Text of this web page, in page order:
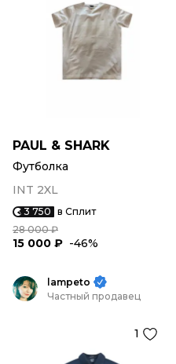
PAUL & SHARK
Футболка
INT 2XL
3 750 в Сплит
28 000 ₽
15 000 ₽ -46%
lampeto
Частный продавец
1